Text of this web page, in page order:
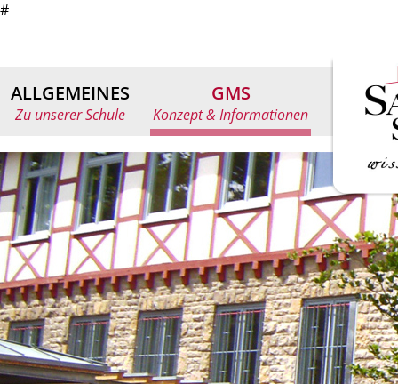
#
ALLGEMEINES
Zu unserer Schule
GMS
Konzept & Informationen